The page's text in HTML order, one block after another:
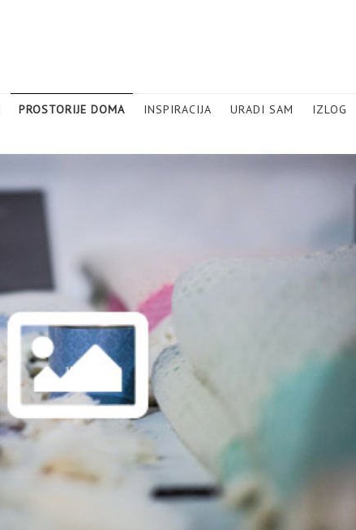
PROSTORIJE DOMA INSPIRACIJA URADI SAM IZLOG